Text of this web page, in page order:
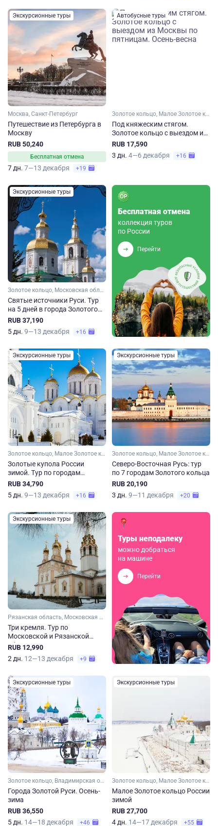
Экскурсионные туры
Москва, Санкт-Петербург
Путешествие из Петербурга в
Москву
RUB 50,240
Бесплатная отмена
7 дн. 7—13 декабря +19
Автобусные туры
Золотое кольцо, Малое Золотое кольцо, Московская область, Владимирская область, Ярославская область
Под княжеским стягом.
Золотое кольцо с выездом из
Москвы по пятницам. Осень-
RUB 17,590
3 дн. 4—6 декабря +16
Экскурсионные туры
Золотое кольцо, Московская область, Малое Золотое кольцо, Ярославская область, Костромская область, Ивановская область, Владимирская область, Нижегородская область
Святые источники Руси. Тур
на 5 дней в города Золотого
кольца
RUB 37,190
5 дн. 9—13 декабря +16
Бесплатная отмена
коллекция туров
по России
Перейти
Экскурсионные туры
Золотое кольцо, Малое Золотое кольцо, Московская область, Ярославская область, Костромская область, Владимирская область, Ивановская область
Золотые купола России
зимой. Тур по городам
Золотого кольца
RUB 34,790
5 дн. 9—13 декабря +16
Экскурсионные туры
Золотое кольцо, Малое Золотое кольцо, Московская область, Владимирская область, Костромская область, Ярославская область, Ивановская область
Северо-Восточная Русь: тур
по 7 городам Золотого кольца
RUB 20,190
3 дн. 9—11 декабря +20
Экскурсионные туры
Рязанская область, Московская область
Три кремля. Тур по
Московской и Рязанской
областям. Осень-весна
RUB 12,990
2 дн. 12—13 декабря +9
Туры неподалеку
можно добраться
на машине
Перейти
Экскурсионные туры
Золотое кольцо, Владимирская область, Ивановская область, Костромская область, Ярославская область, Московская область, Малое Золотое кольцо
Города Золотой Руси. Осень-
зима
RUB 36,550
5 дн. 14—18 декабря +46
Экскурсионные туры
Золотое кольцо, Малое Золотое кольцо, Московская область, Владимирская область, Ярославская область, Костромская область, Ивановская область
Малое Золотое кольцо России
зимой
RUB 27,700
4 дн. 14—17 декабря +55